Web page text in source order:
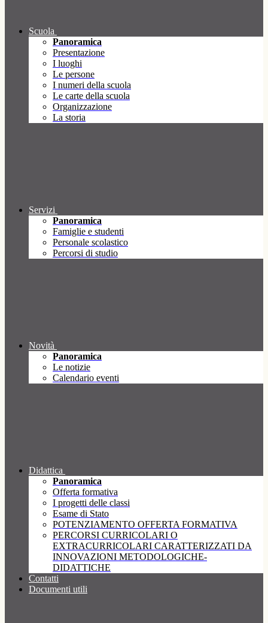
Scuola
Panoramica
Presentazione
I luoghi
Le persone
I numeri della scuola
Le carte della scuola
Organizzazione
La storia
Servizi
Panoramica
Famiglie e studenti
Personale scolastico
Percorsi di studio
Novità
Panoramica
Le notizie
Calendario eventi
Didattica
Panoramica
Offerta formativa
I progetti delle classi
Esame di Stato
POTENZIAMENTO OFFERTA FORMATIVA
PERCORSI CURRICOLARI O
EXTRACURRICOLARI CARATTERIZZATI DA
INNOVAZIONI METODOLOGICHE-
DIDATTICHE
Contatti
Documenti utili